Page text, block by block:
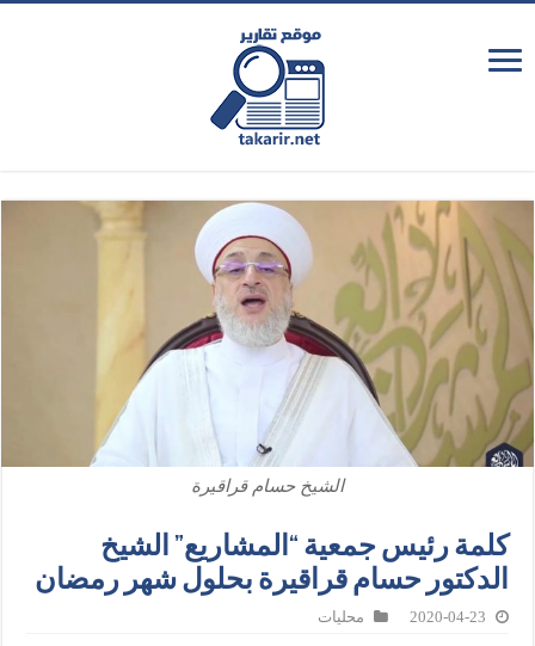
الشيخ حسام قراقيرة
كلمة رئيس جمعية “المشاريع” الشيخ
الدكتور حسام قراقيرة بحلول شهر رمضان
2020-04-23 محليات